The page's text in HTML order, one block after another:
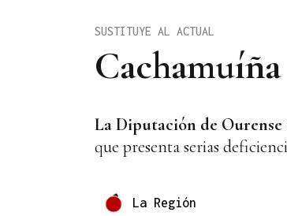
SUSTITUYE AL ACTUAL
La Diputación de
que presenta serias
La Región